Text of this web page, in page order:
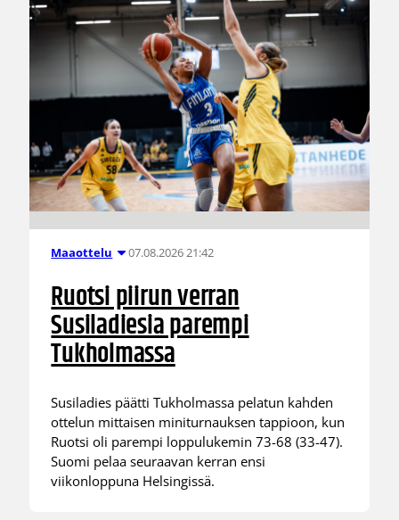
Maaottelu 07.08.2026 21:42
Ruotsi piirun verran
Susiladiesia parempi
Tukholmassa
Susiladies päätti Tukholmassa pelatun kahden
ottelun mittaisen miniturnauksen tappioon, kun
Ruotsi oli parempi loppulukemin 73-68 (33-47).
Suomi pelaa seuraavan kerran ensi
viikonloppuna Helsingissä.